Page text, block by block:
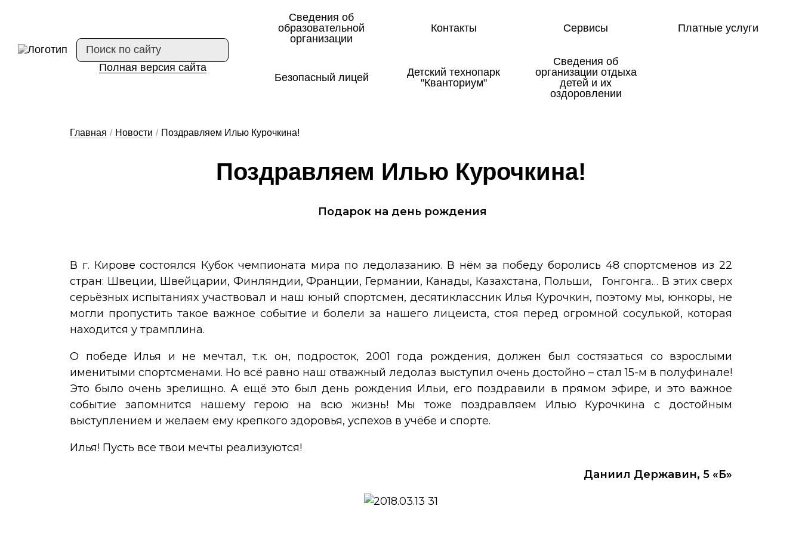
Полная версия сайта
Сведения об
образовательной
организации
Контакты Сервисы Платные услуги
Безопасный лицей
Детский технопарк
"Кванториум"
Сведения об
организации отдыха
детей и их
оздоровлении
Главная / Новости / Поздравляем Илью Курочкина!
Поз­драв­ля­ем Илью Ку­роч­ки­на!
Подарок на день рождения
В г. Кирове состоялся Кубок чемпионата мира по ледолазанию. В нём за победу боролись 48 спортсменов из 22
стран: Швеции, Швейцарии, Финляндии, Франции, Германии, Канады, Казахстана, Польши, Гонгонга… В этих сверх
серьёзных испытаниях участвовал и наш юный спортсмен, десятиклассник Илья Курочкин, поэтому мы, юнкоры, не
могли пропустить такое важное событие и болели за нашего лицеиста, стоя перед огромной сосулькой, которая
находится у трамплина.
О победе Илья и не мечтал, т.к. он, подросток, 2001 года рождения, должен был состязаться со взрослыми
именитыми спортсменами. Но всё равно наш отважный ледолаз выступил очень достойно – стал 15-м в полуфинале!
Это было очень зрелищно. А ещё это был день рождения Ильи, его поздравили в прямом эфире, и это важное
событие запомнится нашему герою на всю жизнь! Мы тоже поздравляем Илью Курочкина с достойным
выступлением и желаем ему крепкого здоровья, успехов в учёбе и спорте.
Илья! Пусть все твои мечты реализуются!
Даниил Державин, 5 «Б»